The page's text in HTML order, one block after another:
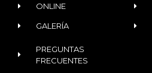
ONLINE
GALERÍA
PREGUNTAS
FRECUENTES